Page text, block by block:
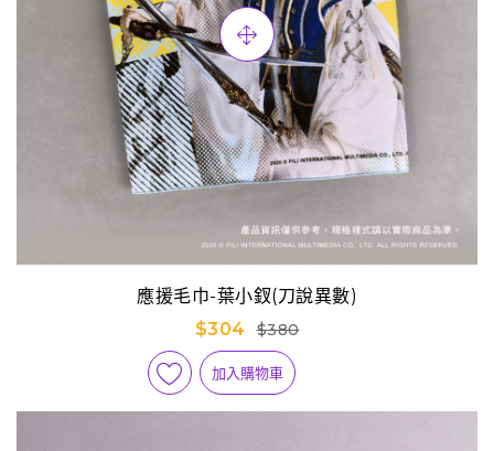
應援毛巾-葉小釵(刀說異數)
$304
$380
加入購物車